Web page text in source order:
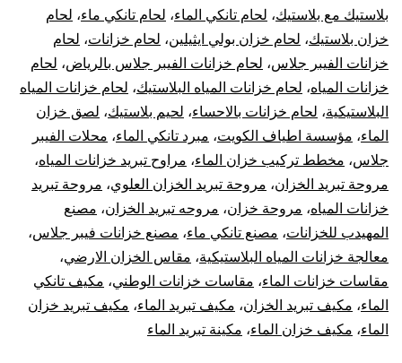
بلاستيك مع بلاستيك، لحام تانكي الماء، لحام تانكي ماء، لحام
خزان بلاستيك، لحام خزان بولي ايثيلين، لحام خزانات، لحام
خزانات الفيبر جلاس، لحام خزانات الفيبر جلاس بالرياض، لحام
خزانات المياه، لحام خزانات المياه البلاستيك، لحام خزانات المياه
البلاستيكية، لحام خزانات بالاحساء، لحيم بلاستيك، لصق خزان
الماء، مؤسسة اطياف الكويت، مبرد تانكي الماء، محلات الفيبر
جلاس، مخطط تركيب خزان الماء، مراوح تبريد خزانات المياه،
مروحة تبريد الخزان، مروحة تبريد الخزان العلوي، مروحة تبريد
خزانات المياه، مروحة خزان، مروحه تبريد الخزان، مصنع
المهيدب للخزانات، مصنع تانكي ماء، مصنع خزانات فيبر جلاس،
معالجة خزانات المياه البلاستيكية، مقاس الخزان الارضي،
مقاسات خزانات الماء، مقاسات خزانات الوطني، مكيف تانكي
الماء، مكيف تبريد الخزان، مكيف تبريد الماء، مكيف تبريد خزان
الماء، مكيف خزان الماء، مكينة تبريد الماء